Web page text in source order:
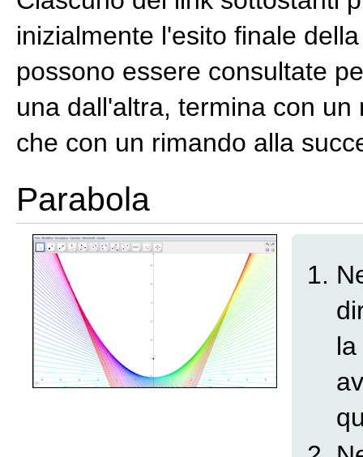
inizialmente l'esito finale
possono essere consultate
una dall'altra, termina con
che con un rimando alla
Parabola